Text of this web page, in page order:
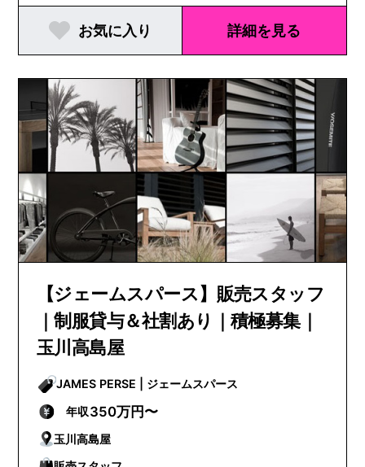
お気に入り 詳細を見る
【ジェームスパース】販売スタッフ
｜制服貸与＆社割あり｜積極募集｜
玉川高島屋
JAMES PERSE | ジェームスパース
年収350万円〜
玉川高島屋